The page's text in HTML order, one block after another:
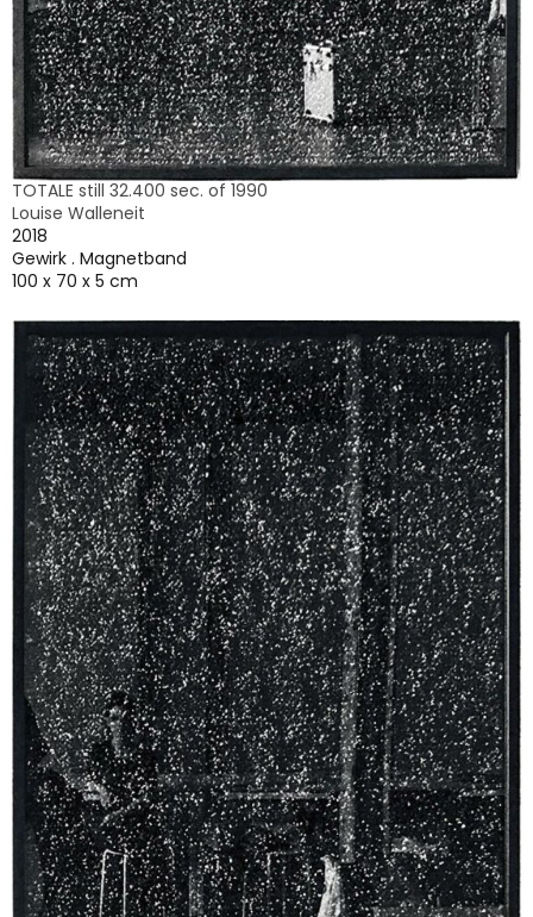
TOTALE still 32.400 sec. of 1990
Louise Walleneit
2018
Gewirk . Magnetband
100 x 70 x 5 cm